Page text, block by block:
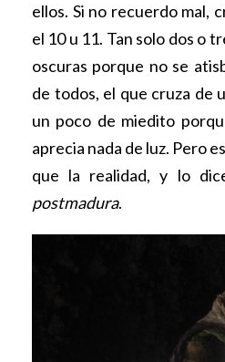
ellos. Si no recuerdo mal,
el 10 u 11. Tan solo dos o
oscuras porque no se
de todos, el que cruza de
un poco de miedito
aprecia nada de luz. Pero
que la realidad, y lo
postmadura.